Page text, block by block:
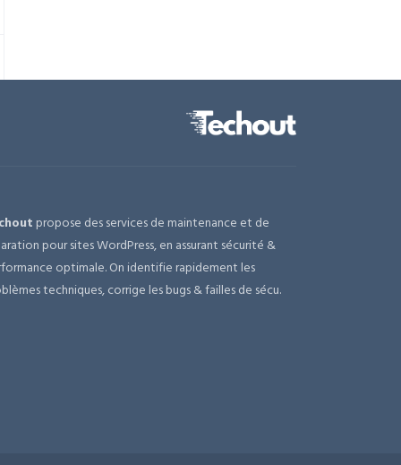
propose des services de maintenance et de
pour sites WordPress, en assurant sécurité &
optimale. On identifie rapidement les
techniques, corrige les bugs & failles de sécu.